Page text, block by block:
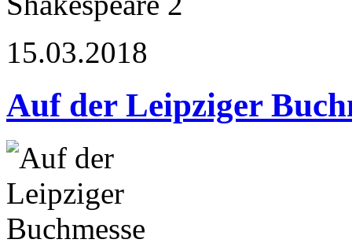
15.03.2018
Auf der Leipziger